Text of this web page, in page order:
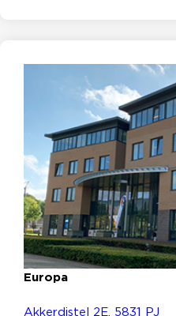
Europa
Akkerdistel 2E, 5831 PJ